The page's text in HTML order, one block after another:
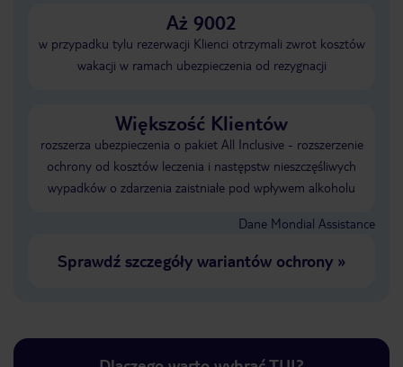
Aż 9002
w przypadku tylu rezerwacji Klienci otrzymali zwrot kosztów
wakacji w ramach ubezpieczenia od rezygnacji
Większość Klientów
rozszerza ubezpieczenia o pakiet All Inclusive - rozszerzenie
ochrony od kosztów leczenia i następstw nieszczęśliwych
wypadków o zdarzenia zaistniałe pod wpływem alkoholu
Dane Mondial Assistance
Sprawdź szczegóły wariantów ochrony»